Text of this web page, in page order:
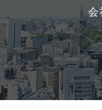
理念・フィロソフィー